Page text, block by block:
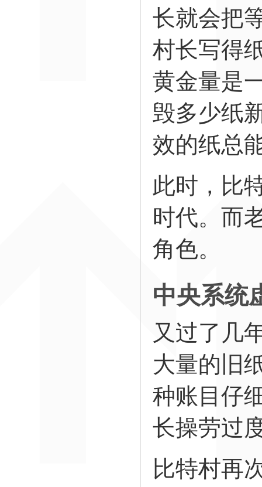
长就会把
村长写得
黄金量是
毁多少纸
效的纸总
此时，比
时代。而
角色。
中央系统
又过了几
大量的旧
种账目仔
长操劳过
比特村再